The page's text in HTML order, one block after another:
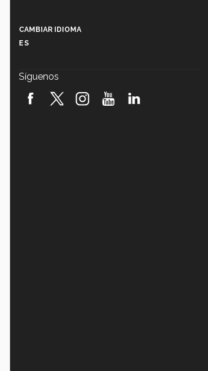
robótica FIRST 2026! (video)
CAMBIAR IDIOMA
ES
Síguenos